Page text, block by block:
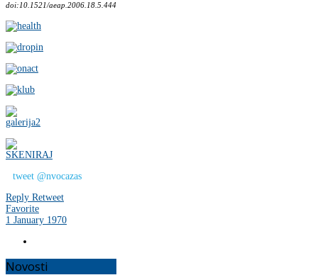
doi:10.1521/aeap.2006.18.5.444
tweet @nvocazas
Reply Retweet
Favorite
1 January 1970
Novosti